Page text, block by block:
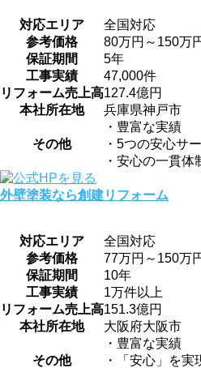
対応エリア
全国対応
参考価格
80万円～150万
保証期間
5年
工事実績
47,000件
リフォーム売上高127.4億円
本社所在地
兵庫県神戸市
その他
・豊富な実績
・5つの安心サ
・安心の一貫体
外壁塗装なら創建リフォーム
対応エリア
全国対応
参考価格
77万円～150万
保証期間
10年
工事実績
1万件以上
リフォーム売上高151.3億円
本社所在地
大阪府大阪市
その他
・豊富な実績
・「安心」を